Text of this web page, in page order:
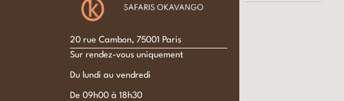
20 rue Cambon, 75001 Paris
Sur rendez-vous uniquement
Du lundi au vendredi
De 09h00 à 18h30